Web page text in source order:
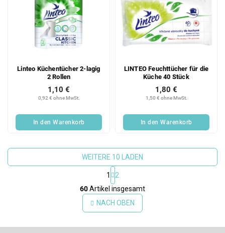
Linteo Küchentücher 2-lagig
2 Rollen
0,92 € ohne MwSt.
1,10 €
In den Warenkorb
LINTEO Feuchttücher für die
Küche 40 Stück
1,50 € ohne MwSt.
1,80 €
In den Warenkorb
S
t
e
u
WEITERE 10 LADEN
1
2
60Artikel insgesamt
NACH OBEN